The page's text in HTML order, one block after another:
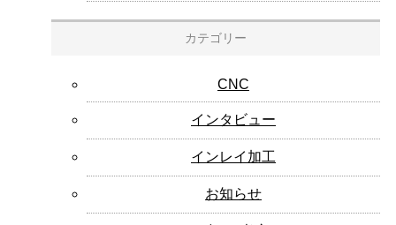
カテゴリー
CNC
インタビュー
インレイ加工
お知らせ